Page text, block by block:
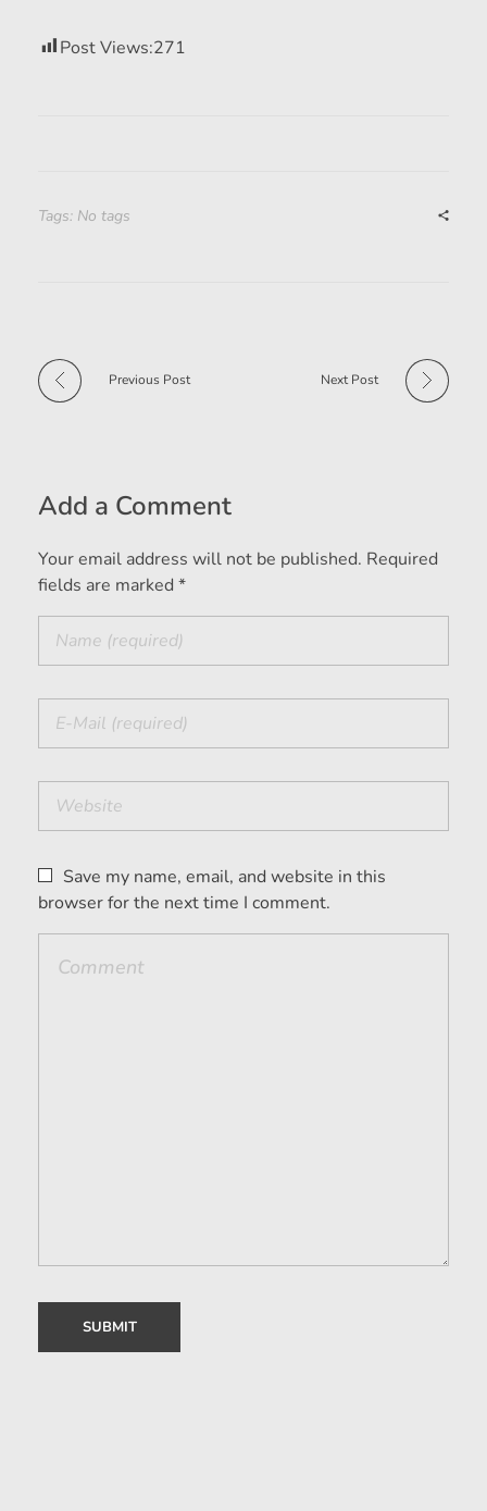
Post Views:271
Tags: No tags
Previous Post Next Post
Add a Comment
Your email address will not be published. Required
fields are marked *
Save my name, email, and website in this
browser for the next time I comment.